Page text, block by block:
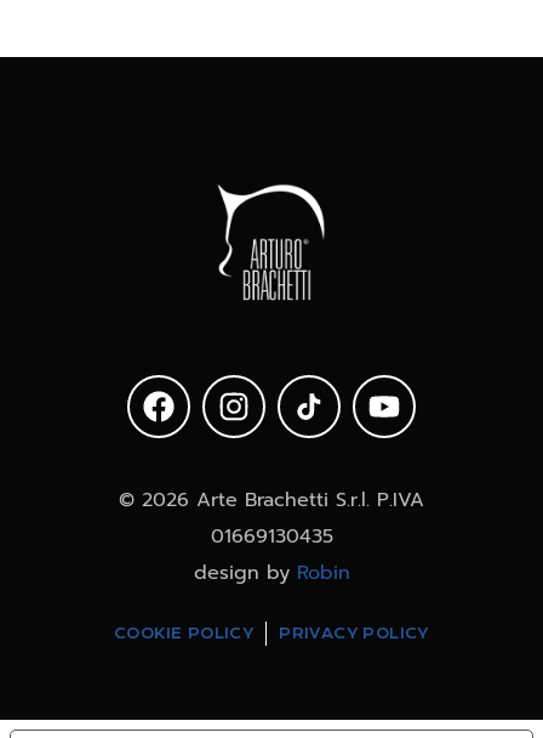
© 2026 Arte Brachetti S.r.l. P.IVA
01669130435
design by Robin
COOKIE POLICY PRIVACY POLICY